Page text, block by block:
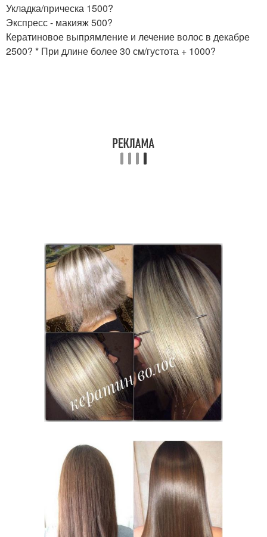
Укладка/прическа 1500?
Экспресс - макияж 500?
Кератиновое выпрямление и лечение волос в декабре
2500? * При длине более 30 см/густота + 1000?